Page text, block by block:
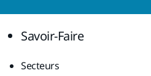
Savoir-Faire
Secteurs